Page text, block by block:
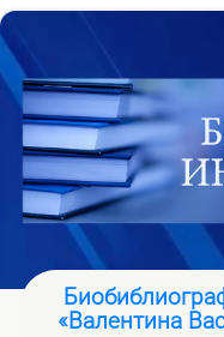
«Валентина